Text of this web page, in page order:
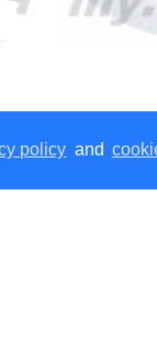
policy and